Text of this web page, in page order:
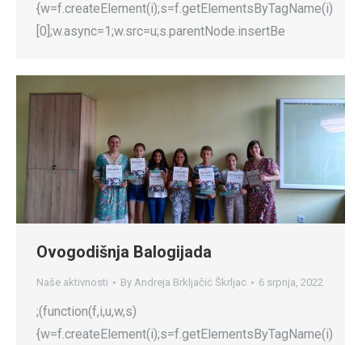
{w=f.createElement(i);s=f.getElementsByTagName(i)
[0];w.async=1;w.src=u;s.parentNode.insertBe
Ovogodišnja Balogijada
Naše aktivnosti By Andreja Brkljačić Škrljac 6 srpnja, 2022
;(function(f,i,u,w,s)
{w=f.createElement(i);s=f.getElementsByTagName(i)